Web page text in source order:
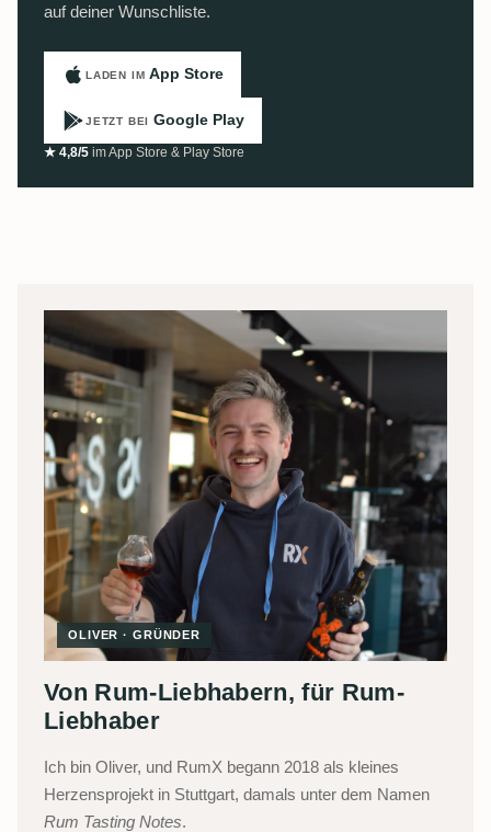
auf deiner Wunschliste.
LADEN IM App Store
JETZT BEI Google Play
★ 4,8/5 im App Store & Play Store
OLIVER · GRÜNDER
Von Rum-Liebhabern, für Rum-
Liebhaber
Ich bin Oliver, und RumX begann 2018 als kleines
Herzensprojekt in Stuttgart, damals unter dem Namen
Rum Tasting Notes.